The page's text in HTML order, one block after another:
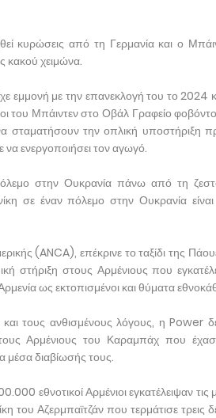
κυρώσεις από τη Γερμανία και ο
κακού χειμώνα.
εμμονή με την επανεκλογή του το 2024
του Μπάιντεν στο Οβάλ Γραφείο
την οπλική υποστήριξη
ενεργοποιήσει τον αγωγό.
στην Ουκρανία πάνω από τη
σε έναν πόλεμο στην Ουκρανία
(ANCA), επέκρινε το ταξίδι της
στήριξη στους Αρμένιους που
ως εκτοπισμένοι και θύματα
τους ανθισμένους λόγους, η Power
Αρμένιους του Καραμπάχ που
μέσα διαβίωσής τους.
εθνοτικοί Αρμένιοι εγκατέλειψαν τις
Αζερμπαϊτζάν που τερμάτισε τρεις